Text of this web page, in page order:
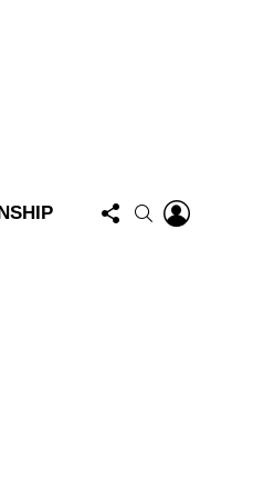
FOLLOW
US
SEARCH